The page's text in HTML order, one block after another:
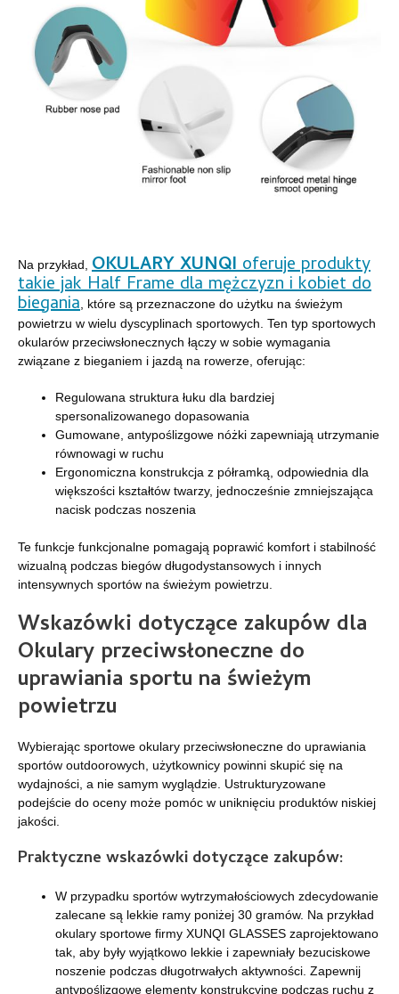
Na przykład, OKULARY XUNQIoferuje produkty
takie jak Half Frame dla mężczyzn i kobiet do
biegania, które są przeznaczone do użytku na świeżym
powietrzu w wielu dyscyplinach sportowych. Ten typ sportowych
okularów przeciwsłonecznych łączy w sobie wymagania
związane z bieganiem i jazdą na rowerze, oferując:
Regulowana struktura łuku dla bardziej
spersonalizowanego dopasowania
Gumowane, antypoślizgowe nóżki zapewniają utrzymanie
równowagi w ruchu
Ergonomiczna konstrukcja z półramką, odpowiednia dla
większości kształtów twarzy, jednocześnie zmniejszająca
nacisk podczas noszenia
Te funkcje funkcjonalne pomagają poprawić komfort i stabilność
wizualną podczas biegów długodystansowych i innych
intensywnych sportów na świeżym powietrzu.
Wskazówki dotyczące zakupów dla
Okulary przeciwsłoneczne do
uprawiania sportu na świeżym
powietrzu
Wybierając sportowe okulary przeciwsłoneczne do uprawiania
sportów outdoorowych, użytkownicy powinni skupić się na
wydajności, a nie samym wyglądzie. Ustrukturyzowane
podejście do oceny może pomóc w uniknięciu produktów niskiej
jakości.
Praktyczne wskazówki dotyczące zakupów:
W przypadku sportów wytrzymałościowych zdecydowanie
zalecane są lekkie ramy poniżej 30 gramów. Na przykład
okulary sportowe firmy XUNQI GLASSES zaprojektowano
tak, aby były wyjątkowo lekkie i zapewniały bezuciskowe
noszenie podczas długotrwałych aktywności. Zapewnij
antypoślizgowe elementy konstrukcyjne podczas ruchu z